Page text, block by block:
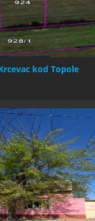
kod Topole